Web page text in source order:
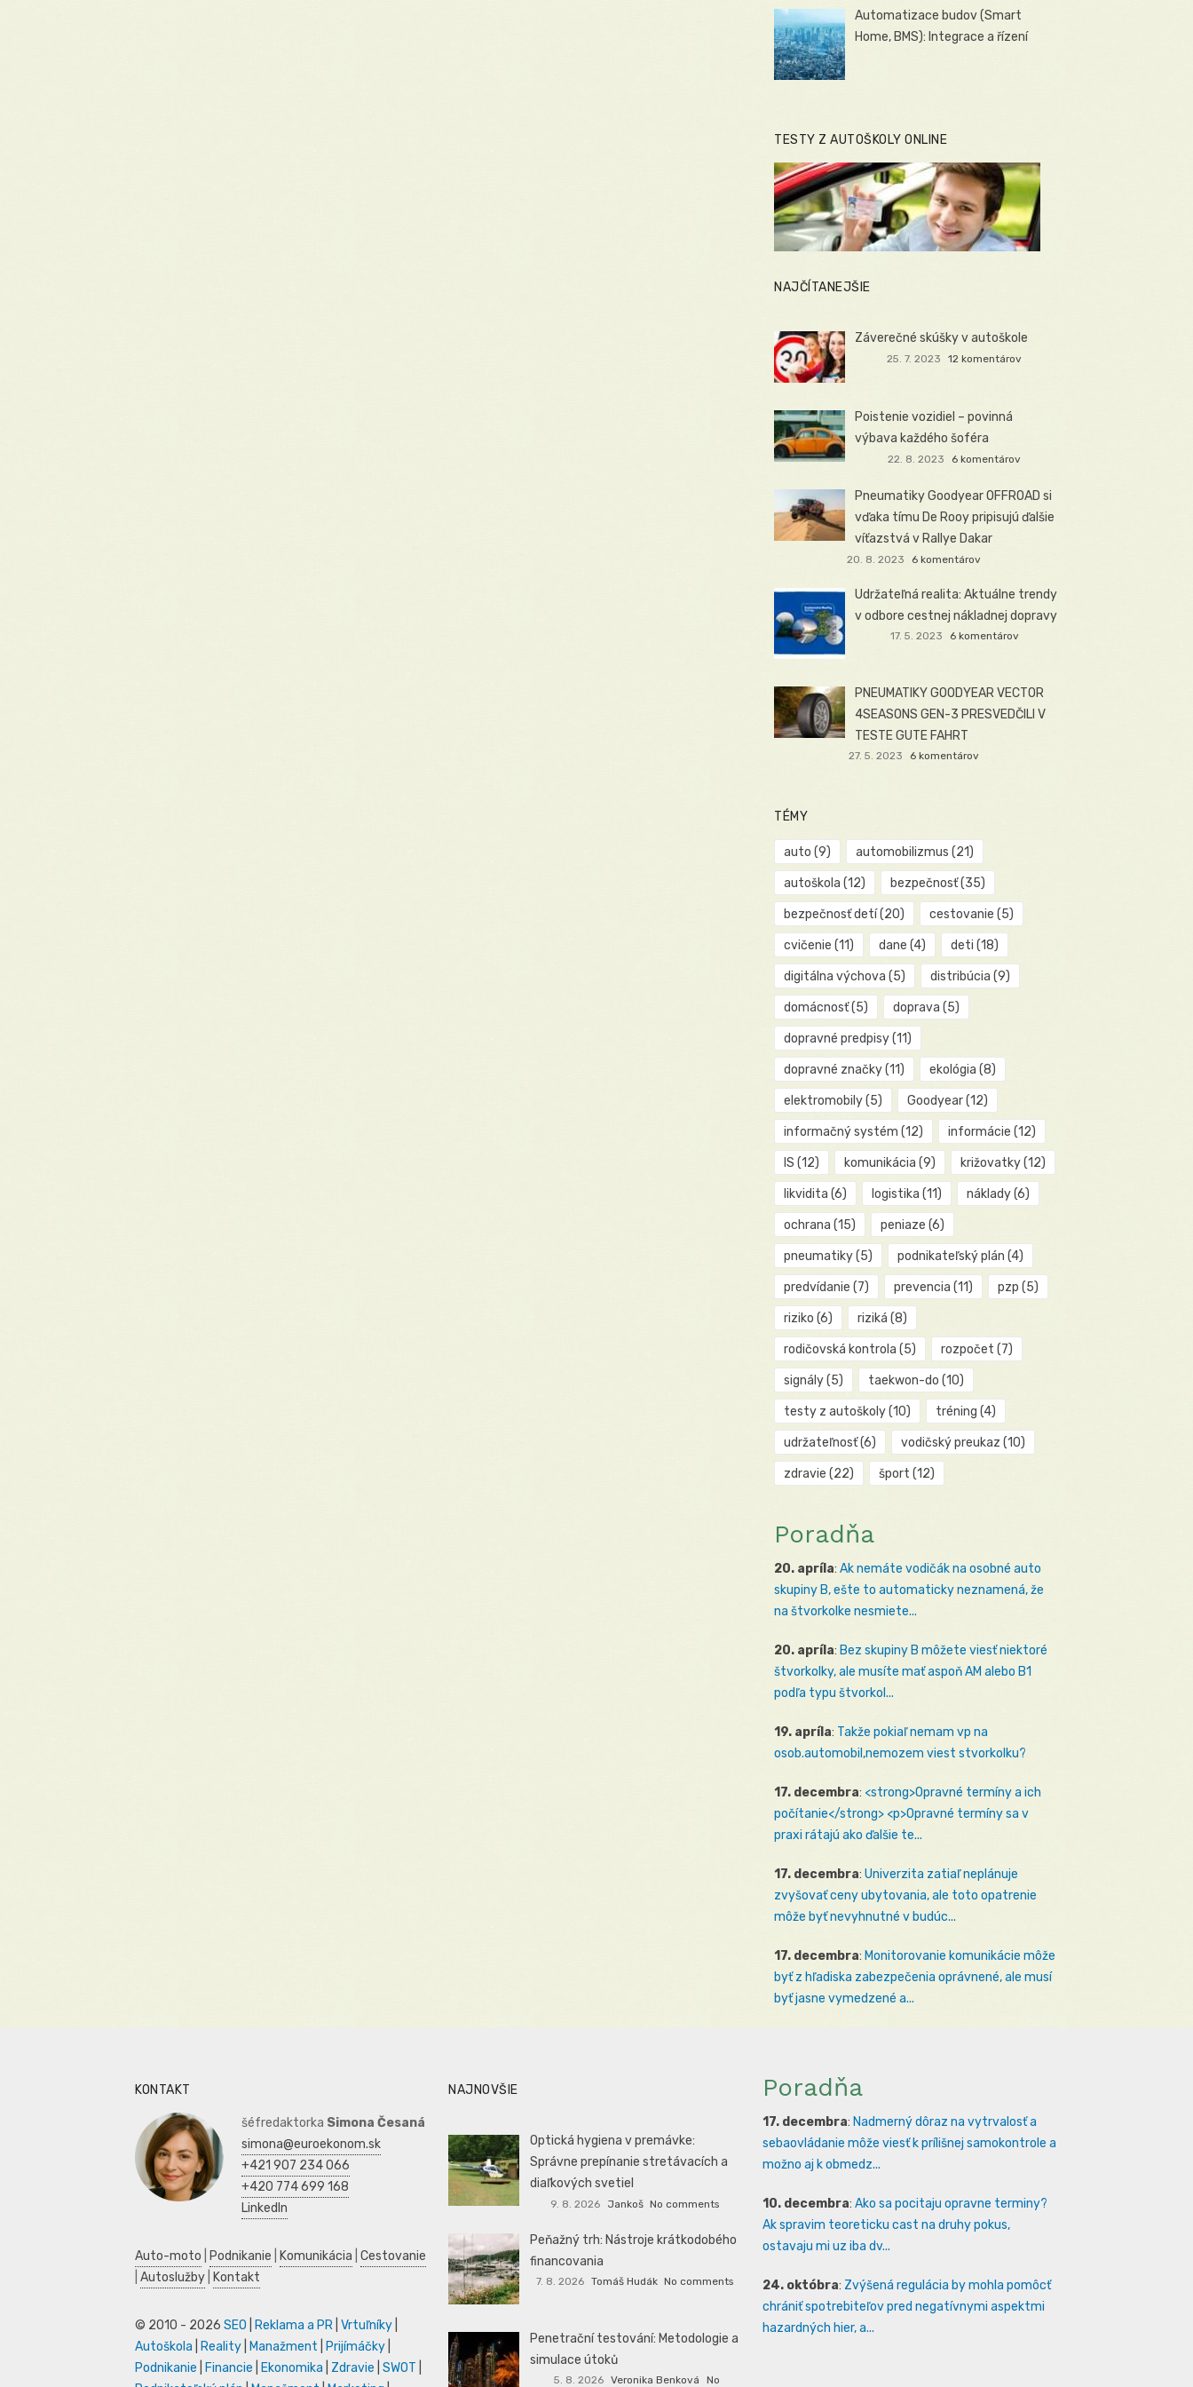
Automatizace budov (Smart
Home, BMS): Integrace a řízení
TESTY Z AUTOŠKOLY ONLINE
NAJČÍTANEJŠIE
Záverečné skúšky v autoškole
25. 7. 2023 12 komentárov
Poistenie vozidiel – povinná
výbava každého šoféra
22. 8. 2023 6 komentárov
Pneumatiky Goodyear OFFROAD si
vďaka tímu De Rooy pripisujú ďalšie
víťazstvá v Rallye Dakar
20. 8. 2023 6 komentárov
Udržateľná realita: Aktuálne trendy
v odbore cestnej nákladnej dopravy
17. 5. 2023 6 komentárov
PNEUMATIKY GOODYEAR VECTOR
4SEASONS GEN-3 PRESVEDČILI V
TESTE GUTE FAHRT
27. 5. 2023 6 komentárov
TÉMY
auto (9) automobilizmus (21)
autoškola (12) bezpečnosť(35)
bezpečnosť detí(20) cestovanie (5)
cvičenie (11) dane (4) deti (18)
digitálna výchova (5) distribúcia (9)
domácnosť(5) doprava (5)
dopravné predpisy(11)
dopravné značky(11) ekológia (8)
elektromobily(5) Goodyear(12)
informačný systém (12) informácie (12)
IS (12) komunikácia (9) križovatky(12)
likvidita (6) logistika (11) náklady(6)
ochrana (15) peniaze (6)
pneumatiky(5) podnikateľský plán (4)
predvídanie (7) prevencia (11) pzp (5)
riziko (6) riziká (8)
rodičovská kontrola (5) rozpočet (7)
signály(5) taekwon-do (10)
testy z autoškoly(10) tréning (4)
udržateľnosť(6) vodičský preukaz (10)
zdravie (22) šport (12)
Poradňa
20. apríla: Ak nemáte vodičák na osobné auto
skupiny B, ešte to automaticky neznamená, že
na štvorkolke nesmiete...
20. apríla: Bez skupiny B môžete viesť niektoré
štvorkolky, ale musíte mať aspoň AM alebo B1
podľa typu štvorkol...
19. apríla: Takže pokiaľ nemam vp na
osob.automobil,nemozem viest stvorkolku?
17. decembra: <strong>Opravné termíny a ich
počítanie</strong> <p>Opravné termíny sa v
praxi rátajú ako ďalšie te...
17. decembra: Univerzita zatiaľ neplánuje
zvyšovať ceny ubytovania, ale toto opatrenie
môže byť nevyhnutné v budúc...
17. decembra: Monitorovanie komunikácie môže
byť z hľadiska zabezpečenia oprávnené, ale musí
byť jasne vymedzené a...
KONTAKT
šéfredaktorka Simona Česaná
simona@euroekonom.sk
+421 907 234 066
+420 774 699 168
LinkedIn
Auto-moto Podnikanie Komunikácia Cestovanie
Autoslužby Kontakt
© 2010 - 2026 SEO Reklama a PR Vrtuľníky
Autoškola
Reality Manažment Prijímáčky
Podnikanie
Financie Ekonomika Zdravie SWOT
NAJNOVŠIE
Optická hygiena v premávke:
Správne prepínanie stretávacích a
diaľkových svetiel
9. 8. 2026 Jankoš No comments
Peňažný trh: Nástroje krátkodobého
financovania
7. 8. 2026 Tomáš Hudák No comments
Penetrační testování: Metodologie a
simulace útoků
5. 8. 2026 Veronika Benková No
Poradňa
17. decembra: Nadmerný dôraz na vytrvalosť a
sebaovládanie môže viesť k prílišnej samokontrole a
možno aj k obmedz...
10. decembra: Ako sa pocitaju opravne terminy?
Ak spravim teoreticku cast na druhy pokus,
ostavaju mi uz iba dv...
24. októbra: Zvýšená regulácia by mohla pomôcť
chrániť spotrebiteľov pred negatívnymi aspektmi
hazardných hier, a...